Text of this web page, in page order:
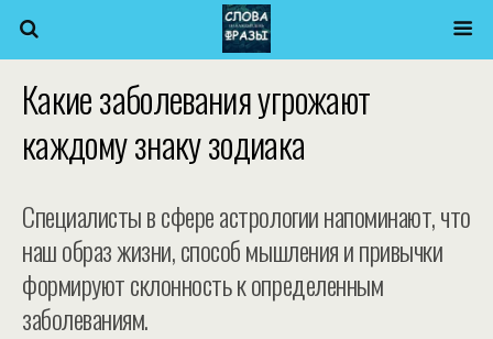
Какие заболевания угрожают
каждому знаку зодиака
Специалисты в сфере астрологии напоминают, что
наш образ жизни, способ мышления и привычки
формируют склонность к определенным
заболеваниям.